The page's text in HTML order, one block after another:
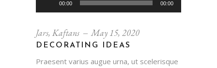
Player
00:00 00:00
Jars, Kaftans May 15, 2020
DECORATING IDEAS
Praesent varius augue urna, ut scelerisque